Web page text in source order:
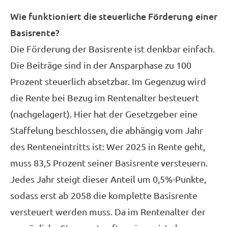
Wie funktioniert die steuerliche Förderung einer
Basisrente?
Die Förderung der Basisrente ist denkbar einfach.
Die Beiträge sind in der Ansparphase zu 100
Prozent steuerlich absetzbar. Im Gegenzug wird
die Rente bei Bezug im Rentenalter besteuert
(nachgelagert). Hier hat der Gesetzgeber eine
Staffelung beschlossen, die abhängig vom Jahr
des Renteneintritts ist: Wer 2025 in Rente geht,
muss 83,5 Prozent seiner Basisrente versteuern.
Jedes Jahr steigt dieser Anteil um 0,5%-Punkte,
sodass erst ab 2058 die komplette Basisrente
versteuert werden muss. Da im Rentenalter der